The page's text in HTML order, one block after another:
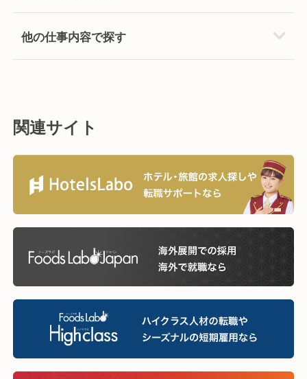
他の仕事内容で探す
関連サイト